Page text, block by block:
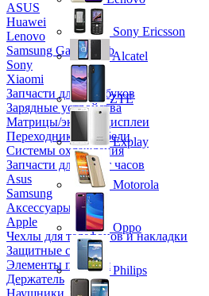
ASUS
Huawei
Lenovo
Samsung Galaxy Tab
Sony
Xiaomi
Запчасти для ноутбуков
Зарядные устройства
Матрицы/экраны/дисплеи
Переходники и кабели
Системы охлаждения
Запчасти для смарт часов
Asus
Samsung
Аксессуары
Apple
Чехлы для телефонов и накладки
Защитные стекла
Элементы питания
Держатель
Наушники
Sony Ericsson
Alcatel
ZTE
Explay
Motorola
Oppo
Philips